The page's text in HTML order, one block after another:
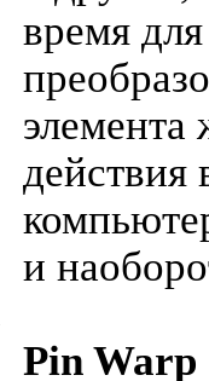
время
элемента
действия
и
Pin Warp